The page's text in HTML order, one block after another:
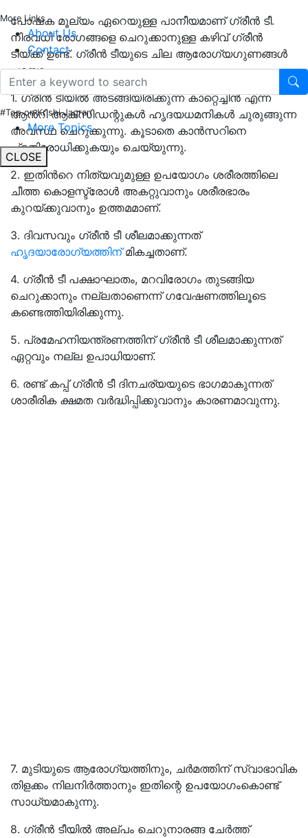
More Links
About Us
Contact
#Top on Krishi Jagran
More Topics
CLOSE
പോഷക മൂല്യം ഏറെയുള്ള പാനീയമാണ് ഗ്രീൻ ടീ.
നിരവധി രോഗങ്ങളെ ചെറുക്കാനുള്ള കഴിവ് ഗ്രീൻ
ടീയ്ക്ക്‌ ഉണ്ട്. ഗ്രീൻ ടീയുടെ ചില ആരോഗ്യഗുണങ്ങൾ
പറയാം
1. ഗ്രീൻ ടീയിൽ അടങ്ങിയിരിക്കുന്ന കാറ്റെച്ചിൻ എന്ന
ആൻറി ആക്സിഡന്റുകൾ ഹൃദയധമനികൾ ചുരുങ്ങുന്ന
അവസ്ഥ ചെറുക്കുന്നു. കൂടാതെ കാൻസറിനെ
പ്രതിരോധിക്കുകയും ചെയ്യുന്നു.
2. ഇതിൻറെ നിത്യവുമുള്ള ഉപയോഗം ശരീരത്തിലെ
ചീത്ത കൊളസ്ട്രോൾ അകറ്റുവാനും ശരീരഭാരം
കുറയ്ക്കുവാനും ഉത്തമമാണ്.
3. ദിവസവും ഗ്രീൻ ടീ ശീലമാക്കുന്നത്
ഹൃദയാരോഗ്യത്തിന്മികച്ചതാണ്.
4. ഗ്രീൻ ടീ പക്ഷാഘാതം, മറവിരോഗം തുടങ്ങിയ
ചെറുക്കാനും നല്ലതാണെന്ന് ഗവേഷണത്തിലൂടെ
കണ്ടെത്തിയിരിക്കുന്നു.
5. പ്രമേഹനിയന്ത്രണത്തിന് ഗ്രീൻ ടീ ശീലമാക്കുന്നത്
ഏറ്റവും നല്ല ഉപാധിയാണ്.
6. രണ്ട് കപ്പ് ഗ്രീൻ ടീ ദിനചര്യയുടെ ഭാഗമാകുന്നത്
ശാരീരിക ക്ഷമത വർദ്ധിപ്പിക്കുവാനും കാരണമാവുന്നു.
7. മുടിയുടെ ആരോഗ്യത്തിനും, ചർമത്തിന് സ്വാഭാവിക
തിളക്കം നിലനിർത്താനും ഇതിന്റെ ഉപയോഗംകൊണ്ട്
സാധ്യമാകുന്നു.
8. ഗ്രീൻ ടീയിൽ അല്പം ചെറുനാരങ്ങ ചേർത്ത്